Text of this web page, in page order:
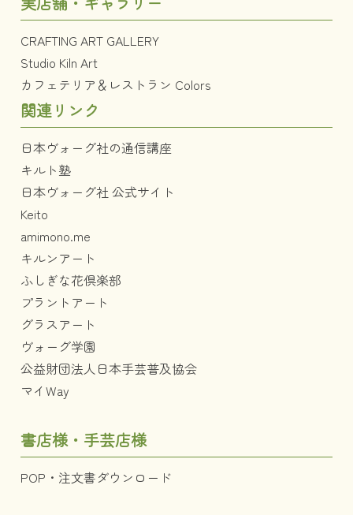
CRAFTING ART GALLERY
Studio Kiln Art
カフェテリア＆レストラン Colors
関連リンク
日本ヴォーグ社の通信講座
キルト塾
日本ヴォーグ社 公式サイト
Keito
amimono.me
キルンアート
ふしぎな花倶楽部
プラントアート
グラスアート
ヴォーグ学園
公益財団法人日本手芸普及協会
マイWay
書店様・手芸店様
POP・注文書ダウンロード